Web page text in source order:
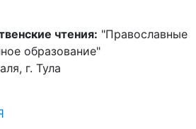
чтения: "Православные
образование"
г. Тула